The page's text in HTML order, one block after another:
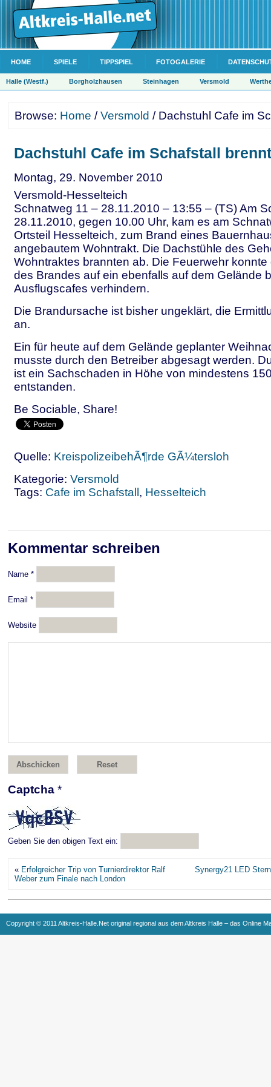
HOME SPIELE TIPPSPIEL FOTOGALERIE
Halle (Westf.) Borgholzhausen Steinhagen Versmold
Browse: Home /Versmold / Dachstuhl Cafe im
Dachstuhl Cafe im Schafstall brennt
Montag, 29. November 2010
Versmold-Hesselteich
Schnatweg 11 – 28.11.2010 – 13:55 – (TS) Am
28.11.2010, gegen 10.00 Uhr, kam es am
Ortsteil Hesselteich, zum Brand eines
angebautem Wohntrakt. Die Dachstühle des
Wohntraktes brannten ab. Die Feuerwehr
des Brandes auf ein ebenfalls auf dem Gelände
Ausflugscafes verhindern.
Die Brandursache ist bisher ungeklärt, die
an.
Ein für heute auf dem Gelände geplanter
musste durch den Betreiber abgesagt werden.
ist ein Sachschaden in Höhe von mindestens
entstanden.
Be Sociable, Share!
Quelle: KreispolizeibehÃ¶rde GÃ¼tersloh
Kategorie: Versmold
Tags: Cafe im Schafstall , Hesselteich
Kommentar schreiben
Name *
Email *
Website
Captcha *
Geben Sie den obigen Text ein:
« Erfolgreicher Trip von Turnierdirektor Ralf
Weber zum Finale nach London
Synergy21 LED
Copyright © 2011 Altkreis-Halle.Net original regional aus dem Altkreis Halle – das Online